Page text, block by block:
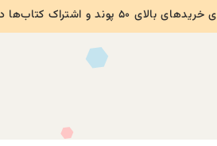
پوند و اشتراک کتاب‌ها در بریتانیا